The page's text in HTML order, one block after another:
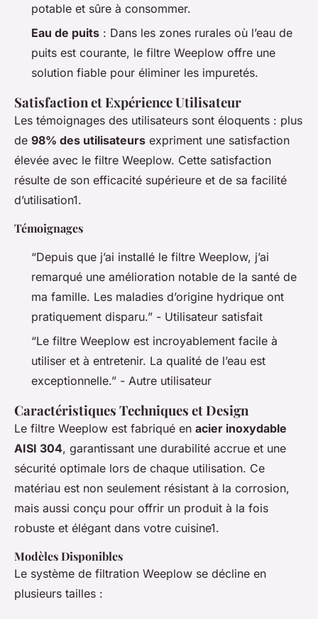
potable et sûre à consommer.
Eau de puits : Dans les zones rurales où l’eau de
puits est courante, le filtre Weeplow offre une
solution fiable pour éliminer les impuretés.
Satisfaction et Expérience Utilisateur
Les témoignages des utilisateurs sont éloquents : plus
de 98% des utilisateurs expriment une satisfaction
élevée avec le filtre Weeplow. Cette satisfaction
résulte de son efficacité supérieure et de sa facilité
d’utilisation1.
Témoignages
“Depuis que j’ai installé le filtre Weeplow, j’ai
remarqué une amélioration notable de la santé de
ma famille. Les maladies d’origine hydrique ont
pratiquement disparu.” - Utilisateur satisfait
“Le filtre Weeplow est incroyablement facile à
utiliser et à entretenir. La qualité de l’eau est
exceptionnelle.” - Autre utilisateur
Caractéristiques Techniques et Design
Le filtre Weeplow est fabriqué en acier inoxydable
AISI 304, garantissant une durabilité accrue et une
sécurité optimale lors de chaque utilisation. Ce
matériau est non seulement résistant à la corrosion,
mais aussi conçu pour offrir un produit à la fois
robuste et élégant dans votre cuisine1.
Modèles Disponibles
Le système de filtration Weeplow se décline en
plusieurs tailles :